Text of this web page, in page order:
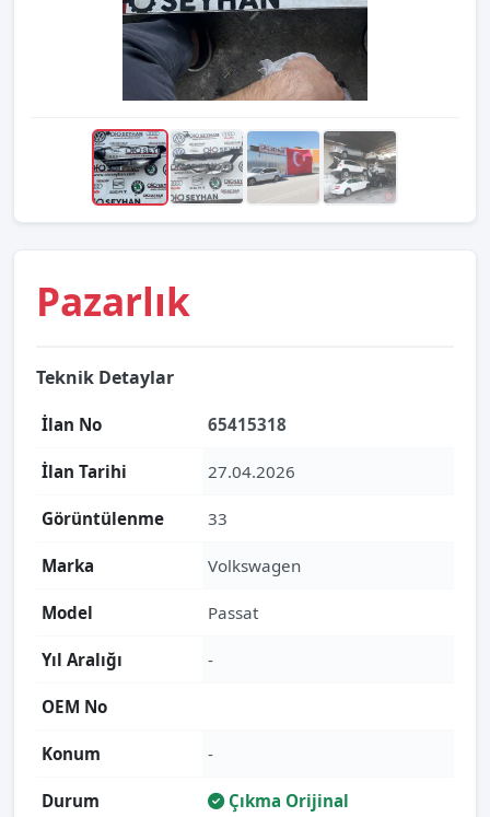
Pazarlık
Teknik Detaylar
İlan No 65415318
İlan Tarihi 27.04.2026
Görüntülenme 33
Marka Volkswagen
Model Passat
Yıl Aralığı -
OEM No
Konum -
Durum Çıkma Orijinal